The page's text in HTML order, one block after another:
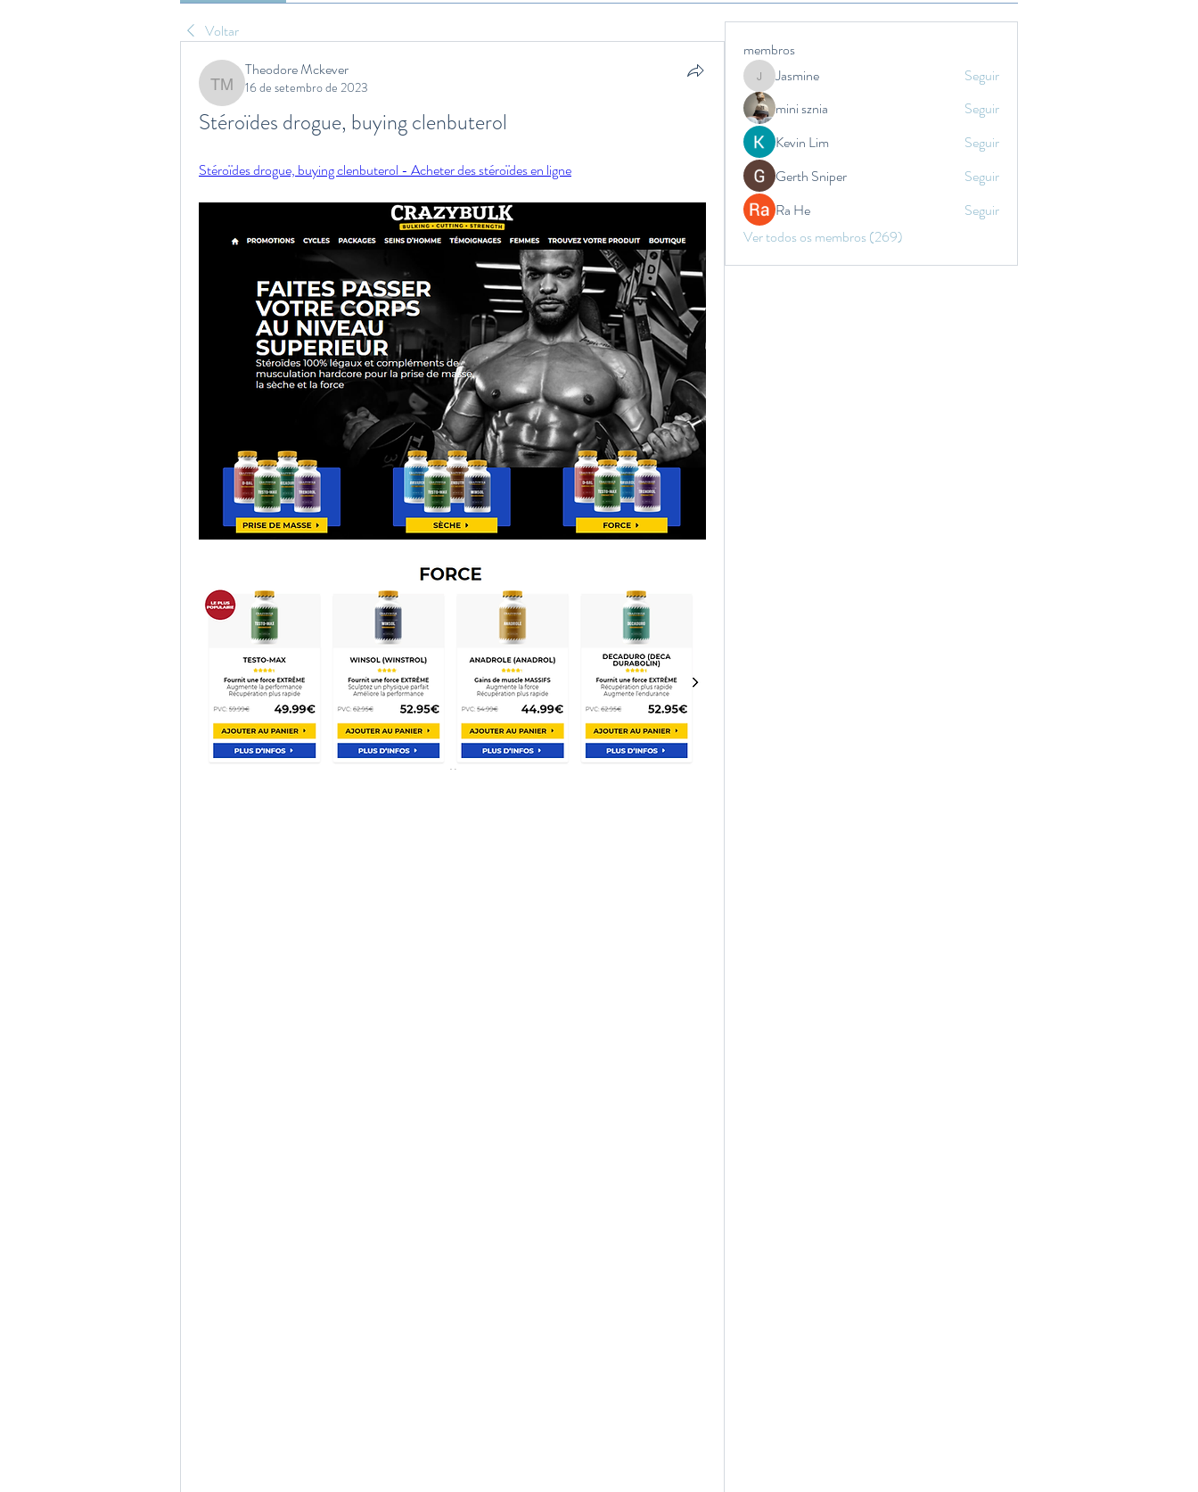
Voltar
Theodore Mckever
Theodore Mckever
16 de setembro de 2023
Stéroïdes drogue, buying clenbuterol
Stéroïdes drogue, buying clenbuterol - Acheter des stéroïdes en ligne
membros
JasmineJasmine
Seguir
mini sznia
Seguir
Kevin Lim
Seguir
Gerth Sniper
Seguir
Ra He
Seguir
Ver todos os membros (269)